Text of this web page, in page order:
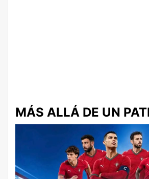
MÁS ALLÁ DE UN